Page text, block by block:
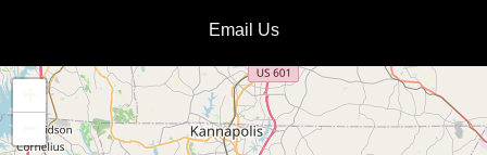
Email Us